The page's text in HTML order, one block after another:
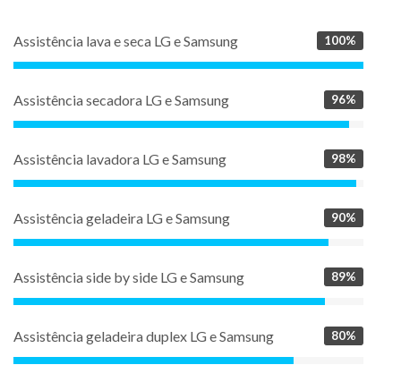
Assistência lava e seca LG e Samsung 100%
Assistência secadora LG e Samsung 96%
Assistência lavadora LG e Samsung 98%
Assistência geladeira LG e Samsung 90%
Assistência side by side LG e Samsung 89%
Assistência geladeira duplex LG e Samsung 80%